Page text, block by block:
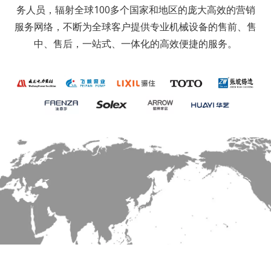
务人员，辐射全球100多个国家和地区的庞大高效的营销
服务网络，不断为全球客户提供专业机械设备的售前、售
中、售后，一站式、一体化的高效便捷的服务。